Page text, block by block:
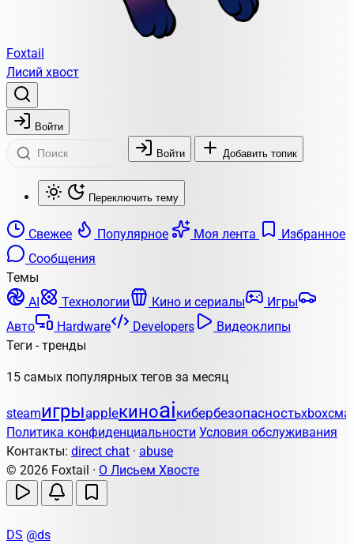
Foxtail
Лисий хвост
Войти
Войти Добавить топик
Переключить тему
Свежее Популярное Моя лента
Избранное
Сообщения
Темы
AI
Технологии Кино и сериалы
Игры
Авто
Hardware Developers
Видеоклипы
Теги - тренды
15 самых популярных тегов за месяц
steamигрыappleкиноaiкибербезопасностьxbox
Политика конфиденциальности Условия обслуживания
Контакты: direct chat · abuse
© 2026 Foxtail · О Лисьем Хвосте
DS @ds